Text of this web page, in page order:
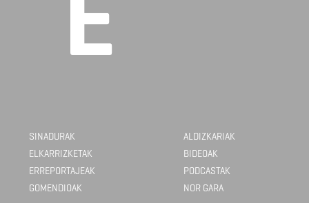
SINADURAK
ELKARRIZKETAK
ERREPORTAJEAK
GOMENDIOAK
ALDIZKARIAK
BIDEOAK
PODCASTAK
NOR GARA